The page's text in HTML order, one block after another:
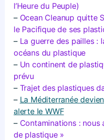
l’Heure du Peuple)
– Ocean Cleanup quitte
le Pacifique de ses
– La guerre des pailles :
océans du plastique
– Un continent de
prévu
– Trajet des plastiques
– La Méditerranée
alerte le WWF
– Contaminations : nous
de plastique »